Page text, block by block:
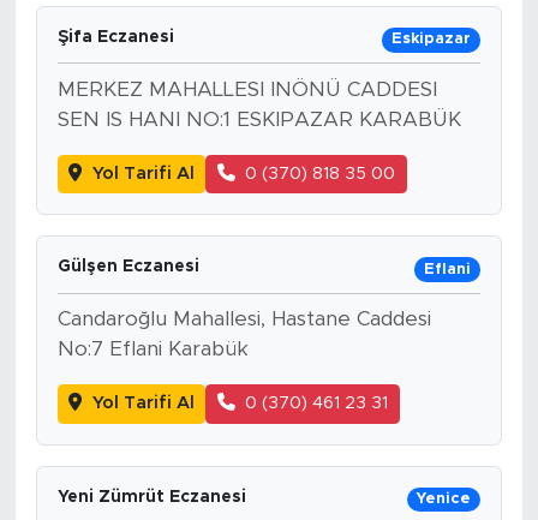
Şifa Eczanesi Eskipazar
MERKEZ MAHALLESI INÖNÜ CADDESI
SEN IS HANI NO:1 ESKIPAZAR KARABÜK
Yol Tarifi Al 0 (370) 818 35 00
Gülşen Eczanesi Eflani
Candaroğlu Mahallesi, Hastane Caddesi
No:7 Eflani Karabük
Yol Tarifi Al 0 (370) 461 23 31
Yeni Zümrüt Eczanesi Yenice